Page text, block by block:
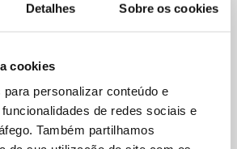
Detalhes Sobre os cookies
cookies
personalizar conteúdo e
de redes sociais e
Também partilhamos